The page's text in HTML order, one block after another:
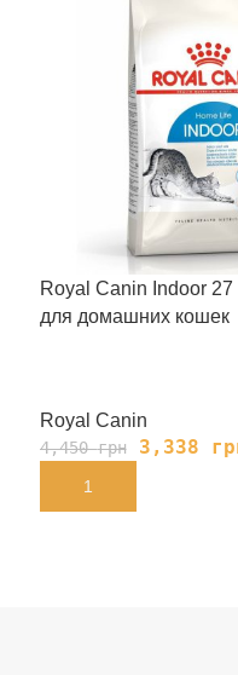
Royal Canin Indoor 27
для домашних кошек
Royal Canin
4,450грн 3,338
В КОРЗИНУ